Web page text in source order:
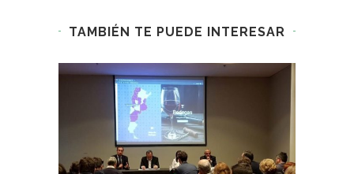
TAMBIÉN TE PUEDE INTERESAR